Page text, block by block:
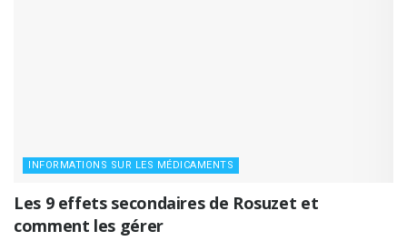
INFORMATIONS SUR LES MÉDICAMENTS
Les 9 effets secondaires de Rosuzet et
comment les gérer